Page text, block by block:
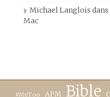
Michael Langlois dans
Mac
#MeToo APM Bible